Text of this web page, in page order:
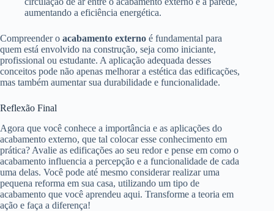
aumentando a eficiência energética.
Compreender o acabamento externo é fundamental para
quem está envolvido na construção, seja como iniciante,
profissional ou estudante. A aplicação adequada desses
conceitos pode não apenas melhorar a estética das edificações,
mas também aumentar sua durabilidade e funcionalidade.
Reflexão Final
Agora que você conhece a importância e as aplicações do
acabamento externo, que tal colocar esse conhecimento em
prática? Avalie as edificações ao seu redor e pense em como o
acabamento influencia a percepção e a funcionalidade de cada
uma delas. Você pode até mesmo considerar realizar uma
pequena reforma em sua casa, utilizando um tipo de
acabamento que você aprendeu aqui. Transforme a teoria em
ação e faça a diferença!